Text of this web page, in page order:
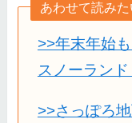
あわせて読みた
>>年末年始
スノーラン
>>さっぽろ